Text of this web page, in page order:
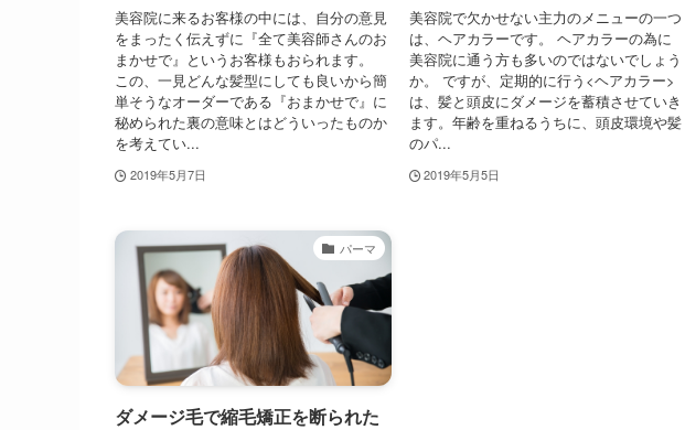
美容院に来るお客様の中には、自分の意見
をまったく伝えずに『全て美容師さんのお
まかせで』というお客様もおられます。
この、一見どんな髪型にしても良いから簡
単そうなオーダーである『おまかせで』に
秘められた裏の意味とはどういったものか
を考えてい...
2019年5月7日
美容院で欠かせない主力のメニューの一つ
は、ヘアカラーです。 ヘアカラーの為に
美容院に通う方も多いのではないでしょう
か。 ですが、定期的に行う<ヘアカラー>
は、髪と頭皮にダメージを蓄積させていき
ます。年齢を重ねるうちに、頭皮環境や髪
のパ...
2019年5月5日
パーマ
ダメージ毛で縮毛矯正を断られた